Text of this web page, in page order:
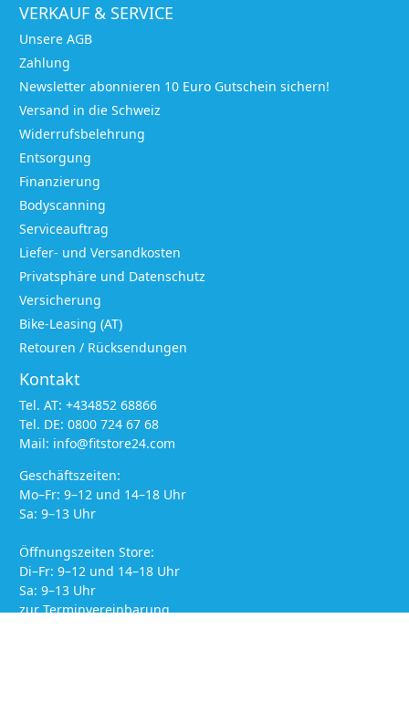
VERKAUF & SERVICE
Unsere AGB
Zahlung
Newsletter abonnieren 10 Euro Gutschein sichern!
Versand in die Schweiz
Widerrufsbelehrung
Entsorgung
Finanzierung
Bodyscanning
Serviceauftrag
Liefer- und Versandkosten
Privatsphäre und Datenschutz
Versicherung
Bike-Leasing (AT)
Retouren / Rücksendungen
Kontakt
Tel. AT: +434852 68866
Tel. DE: 0800 724 67 68
Mail: info@fitstore24.com
Geschäftszeiten:
Mo–Fr: 9–12 und 14–18 Uhr
Sa: 9–13 Uhr
Öffnungszeiten Store:
Di–Fr: 9–12 und 14–18 Uhr
Sa: 9–13 Uhr
zur Terminvereinbarung